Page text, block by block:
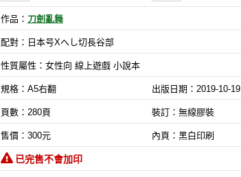
作品： 刀劍亂舞
配對：日本号Xへし切長谷部
性質屬性：女性向 線上遊戲 小說本
規格：A5右翻 出版日期： 2019-10-19
頁數：280頁 裝訂：無線膠裝
售價：300元 內頁：黑白印刷
已完售不會加印